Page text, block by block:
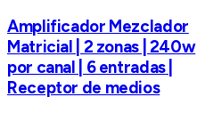
Amplificador Mezclador
Matricial | 2 zonas | 240w
por canal | 6 entradas |
Receptor de medios